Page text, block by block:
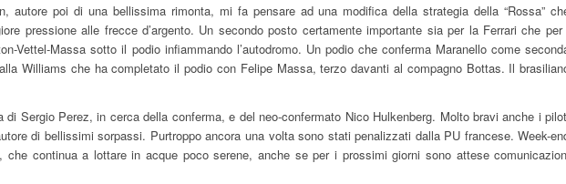
autore poi di una bellissima rimonta, mi fa pensare ad una modifica della strategia della “Rossa”
pressione alle frecce d’argento. Un secondo posto certamente importante sia per la Ferrari che per
Vettel-Massa sotto il podio infiammando l’autodromo. Un podio che conferma Maranello come
Williams che ha completato il podio con Felipe Massa, terzo davanti al compagno Bottas. Il
di Sergio Perez, in cerca della conferma, e del neo-confermato Nico Hulkenberg. Molto bravi anche i
di bellissimi sorpassi. Purtroppo ancora una volta sono stati penalizzati dalla PU francese. Week-
continua a lottare in acque poco serene, anche se per i prossimi giorni sono attese